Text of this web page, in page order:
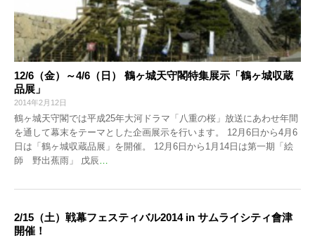
12/6（金）～4/6（日） 鶴ヶ城天守閣特集展示「鶴ヶ城収蔵
品展」
2014年2月12日
鶴ヶ城天守閣では平成25年大河ドラマ「八重の桜」放送にあわせ年間
を通して幕末をテーマとした企画展示を行います。 12月6日から4月6
日は「鶴ヶ城収蔵品展」を開催。 12月6日から1月14日は第一期「絵
師 野出蕉雨」 戊辰…
2/15（土）戦幕フェスティバル2014 in サムライシティ會津
開催！